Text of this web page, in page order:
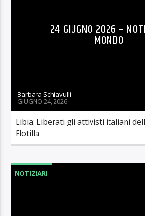
24 GIUGNO 2026 –
MONDO
Barbara Schiavulli
GIUGNO 24, 2026
Libia: Liberati gli attivisti italiani
Flotilla
NOTIZIARI